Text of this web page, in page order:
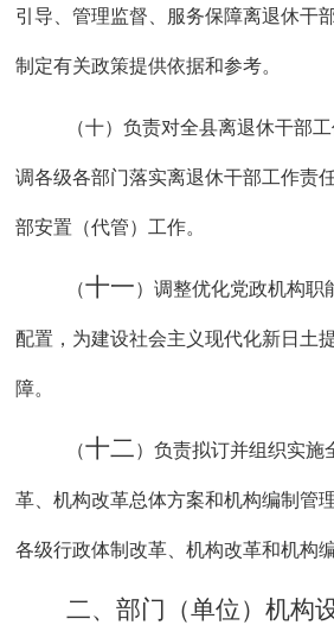
引导、管理监督、服务保障离退休干
制定有关政策提供依据和参考。
（十）负责对全县离退休干部
调各级各部门落实离退休干部工作责
部安置（代管）工作。
（十一）调整优化党政机构职
配置，为建设社会主义现代化新日土
障。
（十二）负责拟订并组织实施
革、机构改革总体方案和机构编制管
各级行政体制改革、机构改革和机构
二、部门（单位）机构